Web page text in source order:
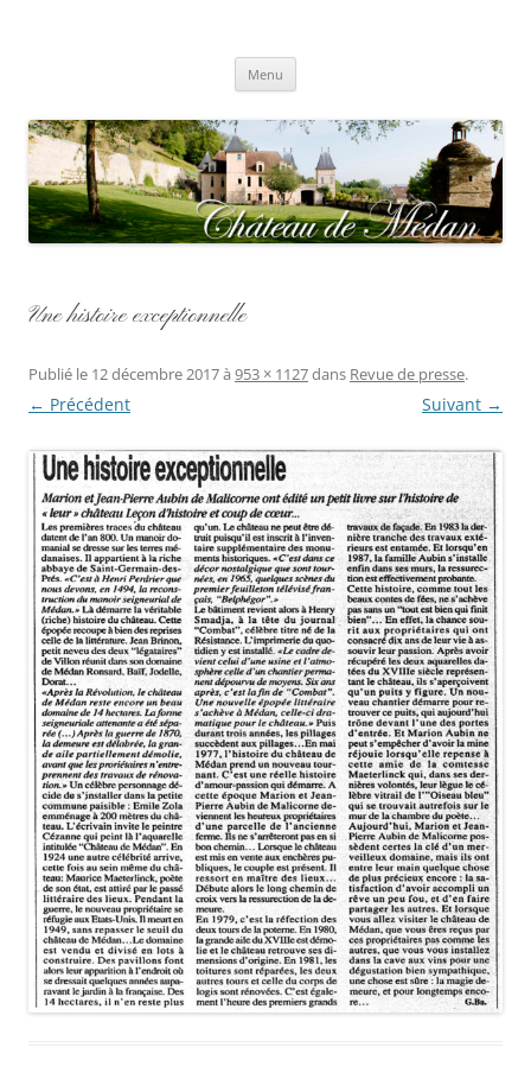
Menu
Une histoire exceptionnelle
Publié le 12 décembre 2017à 953 × 1127dans Revue de presse.
← Précédent Suivant →